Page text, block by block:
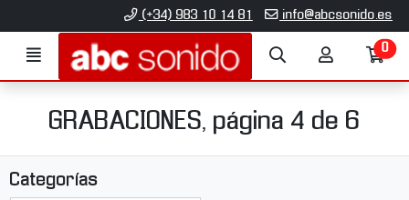
Ir al contenido principal de la página
(+34) 983 10 14 81 info@abcsonido.es
Menú Búsqueda
Ir
0
GRABACIONES, página 4 de 6
Categorías